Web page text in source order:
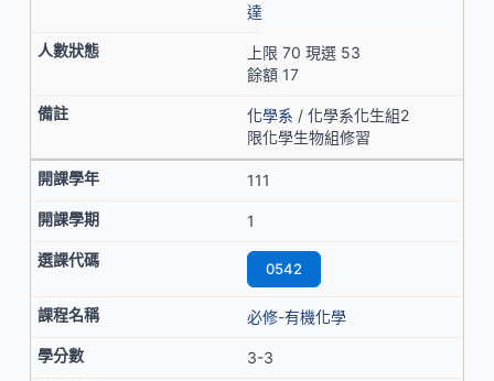
達
上限 70 現選 53
餘額 17
化學系 / 化學系化生組2
限化學生物組修習
111
1
0542
必修-有機化學
3-3